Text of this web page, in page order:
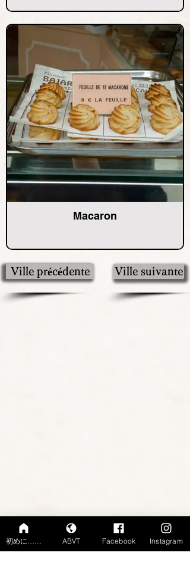
Macaron
Ville précédente Ville suivante
初めに…… ABVT Facebook Instagram